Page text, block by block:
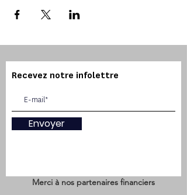
Recevez notre infolettre
Envoyer
Merci à nos partenaires financiers